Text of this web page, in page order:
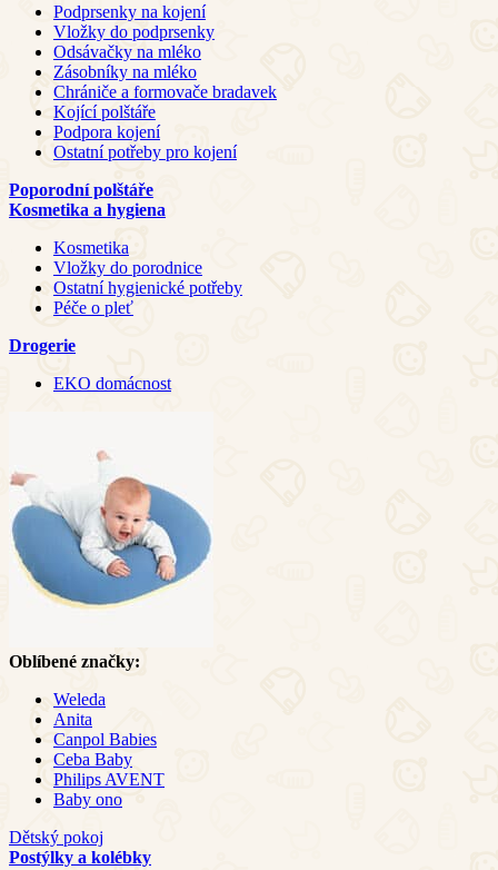
Podprsenky na kojení
Vložky do podprsenky
Odsávačky na mléko
Zásobníky na mléko
Chrániče a formovače bradavek
Kojící polštáře
Podpora kojení
Ostatní potřeby pro kojení
Poporodní polštáře
Kosmetika a hygiena
Kosmetika
Vložky do porodnice
Ostatní hygienické potřeby
Péče o pleť
Drogerie
EKO domácnost
Oblíbené značky:
Weleda
Anita
Canpol Babies
Ceba Baby
Philips AVENT
Baby ono
Dětský pokoj
Postýlky a kolébky